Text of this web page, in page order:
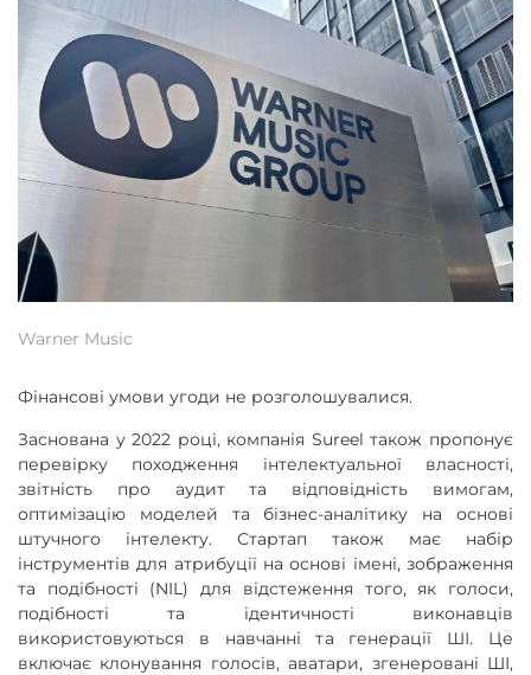
Warner Music
Фінансові умови угоди не розголошувалися.
Заснована у 2022 році, компанія Sureel також пропонує
перевірку походження інтелектуальної власності,
звітність про аудит та відповідність вимогам,
оптимізацію моделей та бізнес-аналітику на основі
штучного інтелекту. Стартап також має набір
інструментів для атрибуції на основі імені, зображення
та подібності (NIL) для відстеження того, як голоси,
подібності та ідентичності виконавців
використовуються в навчанні та генерації ШІ. Це
включає клонування голосів, аватари, згенеровані ШІ,